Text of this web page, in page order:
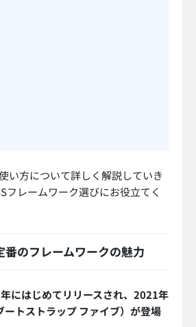
い方について詳しく解説していき
フレームワーク選びにお役立てく
のフレームワークの魅力
にはじめてリリースされ、2021年
トストラップ ファイブ）が登場